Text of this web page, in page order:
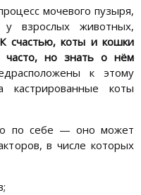
мочевого пузыря,
у взрослых животных,
К счастью, коты и кошки
часто, но знать о нём
к этому
коты
по себе — оно может
в числе которых